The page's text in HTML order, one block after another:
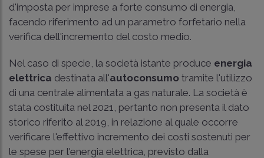
d'imposta per imprese a forte consumo di energia,
facendo riferimento ad un parametro forfetario nella
verifica dell'incremento del costo medio.
Nel caso di specie, la società istante produce energia
elettrica destinata all'autoconsumo tramite l'utilizzo
di una centrale alimentata a gas naturale. La società è
stata costituita nel 2021, pertanto non presenta il dato
storico riferito al 2019, in relazione al quale occorre
verificare l'effettivo incremento dei costi sostenuti per
le spese per l'energia elettrica, previsto dalla